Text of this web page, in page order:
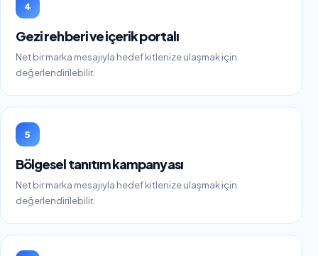
4
Gezi rehberi ve içerik portalı
Net bir marka mesajıyla hedef kitlenize ulaşmak için
değerlendirilebilir.
5
Bölgesel tanıtım kampanyası
Net bir marka mesajıyla hedef kitlenize ulaşmak için
değerlendirilebilir.